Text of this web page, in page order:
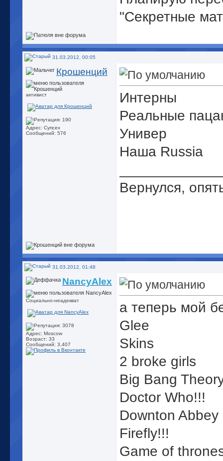
"Секретные
31.03.2012, 00:05
Крошенций
активист
Адрес: Супсех
Сообщений: 576
Интерны
Реальные
Универ
Наша Russia
Вернулся,
31.03.2012, 01:48
NancyAlex
Социально-неадекват
Адрес: Moscow
Возраст: 33
Сообщений: 3,407
а теперь мой
Glee
Skins
2 broke girls
Big Bang
Doctor Who!!!
Downton Abbey
Firefly!!!
Game of